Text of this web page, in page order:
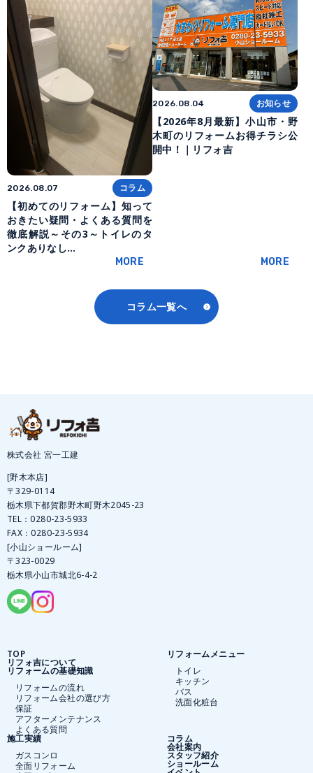
2026.08.07 コラム
【初めてのリフォーム】知って
おきたい疑問・よくある質問を
徹底解説～その3～トイレのタ
ンクありなし…
MORE
2026.08.04 お知らせ
【2026年8月最新】小山市・野
木町のリフォームお得チラシ公
開中！｜リフォ吉
MORE
コラム一覧へ
株式会社 宮一工建
[野木本店]
〒329-0114
栃木県下都賀郡野木町野木2045-23
TEL：0280-23-5933
FAX：0280-23-5934
[小山ショールーム]
〒323-0029
栃木県小山市城北6-4-2
TOP
リフォ吉について
リフォームの基礎知識
リフォームの流れ
リフォーム会社の選び方
保証
アフターメンテナンス
よくある質問
リフォームメニュー
トイレ
キッチン
バス
洗面化粧台
施工実績
ガスコンロ
全面リフォーム
コラム
会社案内
スタッフ紹介
ショールーム